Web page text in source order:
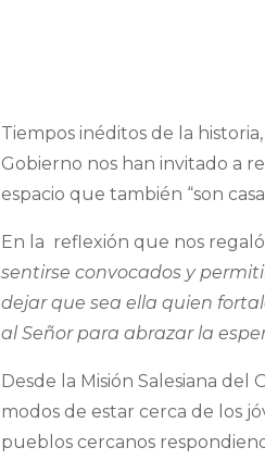
Tiempos inéditos de la
Gobierno nos han invitado a
espacio que también “son
En la reflexión que nos
sentirse convocados y
dejar que sea ella quien
al Señor para abrazar la
Desde la Misión Salesiana
modos de estar cerca de los
pueblos cercanos